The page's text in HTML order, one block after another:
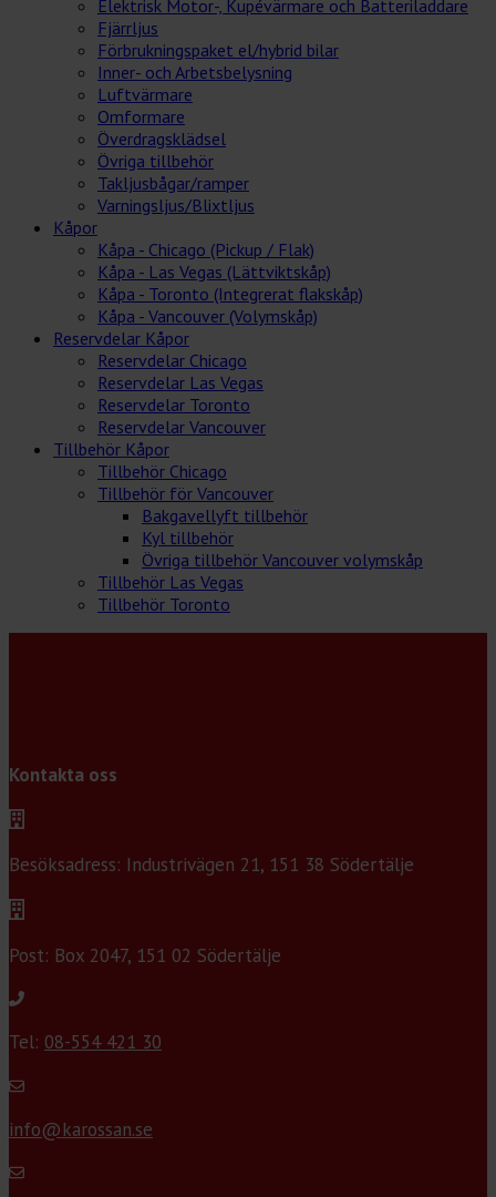
Elektrisk Motor-, Kupévärmare och Batteriladdare
Fjärrljus
Förbrukningspaket el/hybrid bilar
Inner- och Arbetsbelysning
Luftvärmare
Omformare
Överdragsklädsel
Övriga tillbehör
Takljusbågar/ramper
Varningsljus/Blixtljus
Kåpor
Kåpa - Chicago (Pickup / Flak)
Kåpa - Las Vegas (Lättviktskåp)
Kåpa - Toronto (Integrerat flakskåp)
Kåpa - Vancouver (Volymskåp)
Reservdelar Kåpor
Reservdelar Chicago
Reservdelar Las Vegas
Reservdelar Toronto
Reservdelar Vancouver
Tillbehör Kåpor
Tillbehör Chicago
Tillbehör för Vancouver
Bakgavellyft tillbehör
Kyl tillbehör
Övriga tillbehör Vancouver volymskåp
Tillbehör Las Vegas
Tillbehör Toronto
Kontakta oss
Besöksadress: Industrivägen 21, 151 38 Södertälje
Post: Box 2047, 151 02 Södertälje
Tel: 08-554 421 30
info@karossan.se